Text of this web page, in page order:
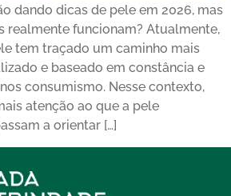
dando dicas de pele em 2026, mas
realmente funcionam? Atualmente,
tem traçado um caminho mais
e baseado em constância e
consumismo. Nesse contexto,
atenção ao que a pele
a orientar […]